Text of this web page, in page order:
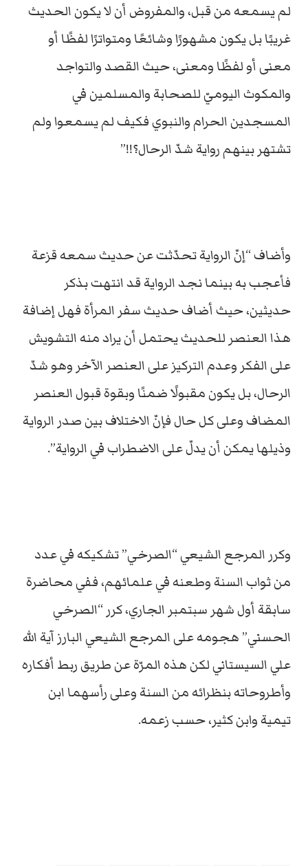
لم يسمعه من قبل، والمفروض أن لا يكون الحديث
غريبًا بل يكون مشهورًا وشائعًا ومتواترًا لفظًا أو
معنى أو لفظًا ومعنى، حيث القصد والتواجد
والمكوث اليوميّ للصحابة والمسلمين في
المسجدين الحرام والنبوي فكيف لم يسمعوا ولم
تشتهر بينهم رواية شدّ الرحال؟!!”
وأضاف “إنّ الرواية تحدّثت عن حديث سمعه قزعة
فأعجب به بينما نجد الرواية قد انتهت بذكر
حديثين، حيث أضاف حديث سفر المرأة فهل إضافة
هذا العنصر للحديث يحتمل أن يراد منه التشويش
على الفكر وعدم التركيز على العنصر الآخر وهو شدّ
الرحال، بل يكون مقبولًا ضمنًا وبقوة قبول العنصر
المضاف وعلى كل حال فإنّ الاختلاف بين صدر الرواية
وذيلها يمكن أن يدلّ على الاضطراب في الرواية”.
وكرر المرجع الشيعي “الصرخي” تشكيكه في عدد
من ثواب السنة وطعنه في علمائهم، ففي محاضرة
سابقة أول شهر سبتمبر الجاري، كرر “الصرخي
الحسني” هجومه على المرجع الشيعي البارز آية الله
علي السيستاني لكن هذه المرّة عن طريق ربط أفكاره
وأطروحاته بنظرائه من السنة وعلى رأسهما ابن
تيمية وابن كثير، حسب زعمه.